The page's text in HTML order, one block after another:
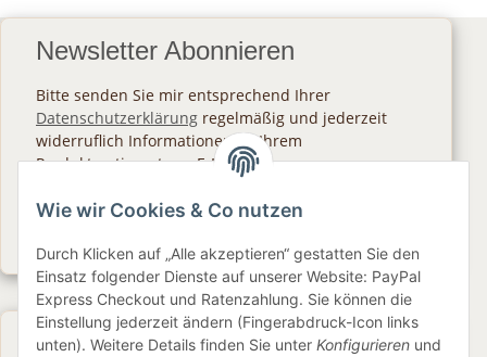
Newsletter Abonnieren
Bitte senden Sie mir entsprechend Ihrer
Datenschutzerklärung regelmäßig und jederzeit
widerruflich Informationen zu Ihrem
Produktsortiment per E-Mail zu.
Abonnieren
Newsletter Abonnieren
Gesetzliche Informationen
Wie wir Cookies & Co nutzen
Durch Klicken auf „Alle akzeptieren“ gestatten Sie den
Einsatz folgender Dienste auf unserer Website: PayPal
Express Checkout und Ratenzahlung. Sie können die
Einstellung jederzeit ändern (Fingerabdruck-Icon links
unten). Weitere Details finden Sie unter Konfigurieren und